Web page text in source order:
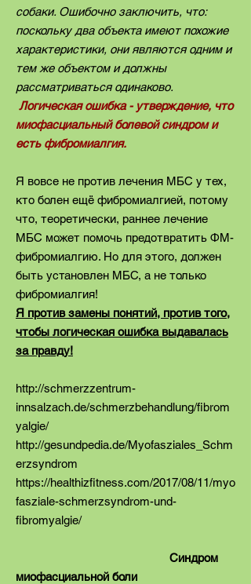
собаки. Ошибочно заключить, что:
поскольку два объекта имеют похожие
характеристики, они являются одним и
тем же объектом и должны
рассматриваться одинаково.
Логическая ошибка - утверждение, что
миофасциальный болевой синдром и
есть фибромиалгия.
Я вовсе не против лечения МБС у тех,
кто болен ещё фибромиалгией, потому
что, теоретически, раннее лечение
MБС может помочь предотвратить ФМ-
фибромиалгию. Но для этого, должен
быть установлен МБС, а не только
фибромиалгия!
Я против замены понятий, против того,
чтобы логическая ошибка выдавалась
за правду!
http://schmerzzentrum-
innsalzach.de/schmerzbehandlung/fibrom
yalgie/
http://gesundpedia.de/Myofasziales_Schm
erzsyndrom
https://healthizfitness.com/2017/08/11/myo
fasziale-schmerzsyndrom-und-
fibromyalgie/
Синдром
миофасциальной боли